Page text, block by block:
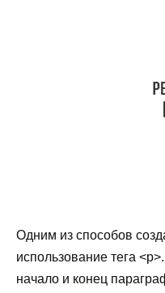
Одним из способов
использование тега
начало и конец